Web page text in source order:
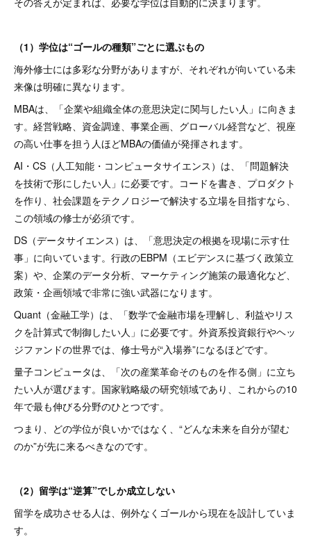
（1）学位は“ゴールの種類”ごとに選ぶもの
海外修士には多彩な分野がありますが、それぞれが向いている未
来像は明確に異なります。
MBAは、「企業や組織全体の意思決定に関与したい人」に向きま
す。経営戦略、資金調達、事業企画、グローバル経営など、視座
の高い仕事を担う人ほどMBAの価値が発揮されます。
AI・CS（人工知能・コンピュータサイエンス）は、「問題解決
を技術で形にしたい人」に必要です。コードを書き、プロダクト
を作り、社会課題をテクノロジーで解決する立場を目指すなら、
この領域の修士が必須です。
DS（データサイエンス）は、「意思決定の根拠を現場に示す仕
事」に向いています。行政のEBPM（エビデンスに基づく政策立
案）や、企業のデータ分析、マーケティング施策の最適化など、
政策・企画領域で非常に強い武器になります。
Quant（金融工学）は、「数学で金融市場を理解し、利益やリス
クを計算式で制御したい人」に必要です。外資系投資銀行やヘッ
ジファンドの世界では、修士号が“入場券”になるほどです。
量子コンピュータは、「次の産業革命そのものを作る側」に立ち
たい人が選びます。国家戦略級の研究領域であり、これからの10
年で最も伸びる分野のひとつです。
つまり、どの学位が良いかではなく、“どんな未来を自分が望む
のか”が先に来るべきなのです。
（2）留学は“逆算”でしか成立しない
留学を成功させる人は、例外なくゴールから現在を設計していま
す。